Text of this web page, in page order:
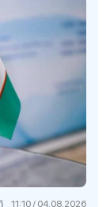
11:10 / 04.08.2026